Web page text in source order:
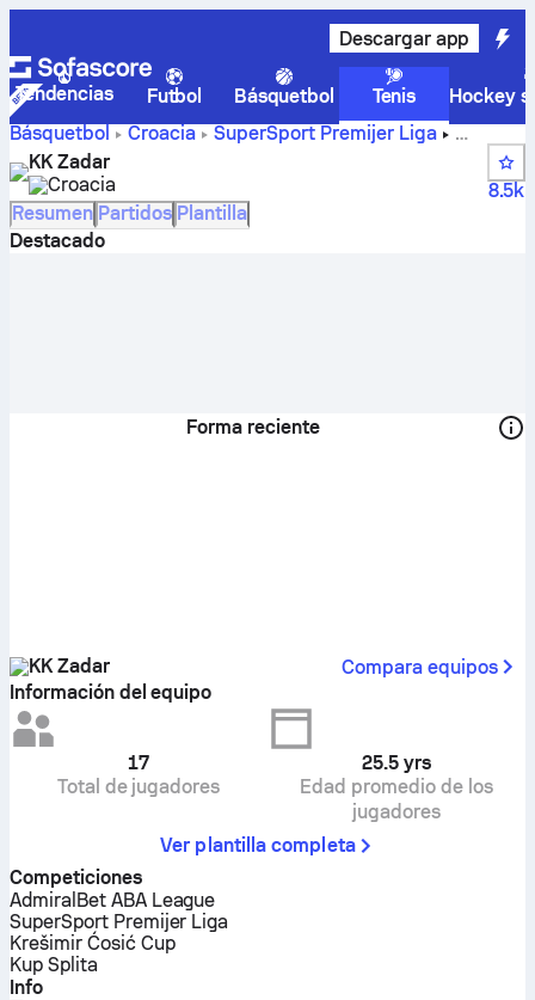
Descargar app
Tendencias Futbol Básquetbol Tenis
Hockey
Básquetbol
Croacia
SuperSport Premijer Liga
Resultados, posiciones, calendario y jugadores de KK
Zadar
KK Zadar
Croacia
8.5k
Resumen Partidos Plantilla
Destacado
Forma reciente
KK Zadar
Compara equipos
Información del equipo
17
Total de jugadores
25.5 yrs
Edad promedio de los
jugadores
Ver plantilla completa
Competiciones
AdmiralBet ABA League
SuperSport Premijer Liga
Krešimir Ćosić Cup
Kup Splita
Info